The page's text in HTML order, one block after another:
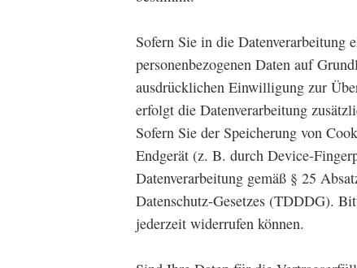
Sofern Sie in die
personenbezogenen Daten auf
ausdrücklichen Einwilligung zur
erfolgt die Datenverarbeitung
Sofern Sie der Speicherung von
Endgerät (z. B. durch Device-
Datenverarbeitung gemäß § 25
Datenschutz-Gesetzes (TDDDG).
jederzeit widerrufen können.